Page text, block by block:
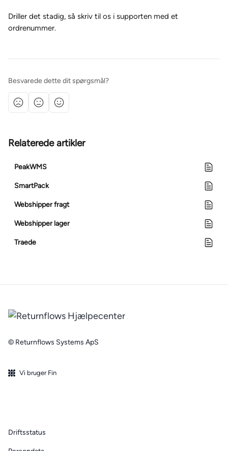
Driller det stadig, så skriv til os i supporten med et
ordrenummer.
Besvarede dette dit spørgsmål?
Relaterede artikler
PeakWMS
SmartPack
Webshipper fragt
Webshipper lager
Traede
© Returnflows Systems ApS
Vi bruger Fin
Driftsstatus